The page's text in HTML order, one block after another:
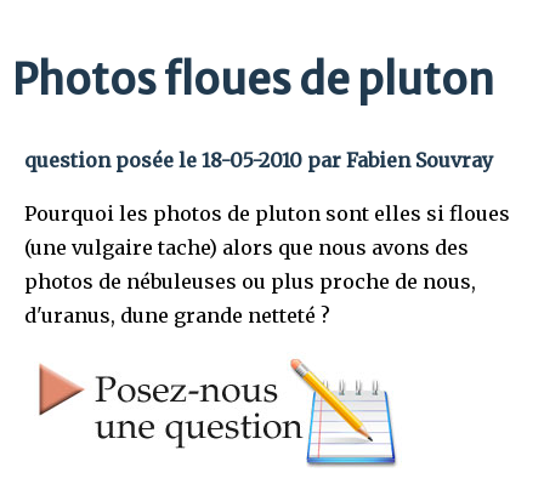
Photos floues de pluton
question posée le 18-05-2010 par Fabien Souvray
Pourquoi les photos de pluton sont elles si floues
(une vulgaire tache) alors que nous avons des
photos de nébuleuses ou plus proche de nous,
d'uranus, dune grande netteté ?